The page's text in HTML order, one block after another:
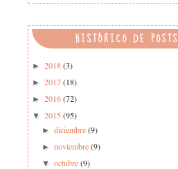
HISTÓRICO DE POSTS
► 2018(3)
► 2017(18)
► 2016(72)
▼ 2015 (95)
►diciembre(9)
►noviembre(9)
▼octubre(9)